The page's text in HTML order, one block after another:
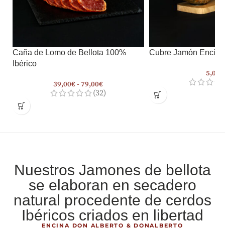
Caña de Lomo de Bellota 100%
Ibérico
39,00€ - 79,00€
(32)
Cubre Jamón
5,00
Nuestros Jamones de bellota
se elaboran en secadero
natural procedente de cerdos
Ibéricos criados en libertad
ENCINA DON ALBERTO & DONALBERTO